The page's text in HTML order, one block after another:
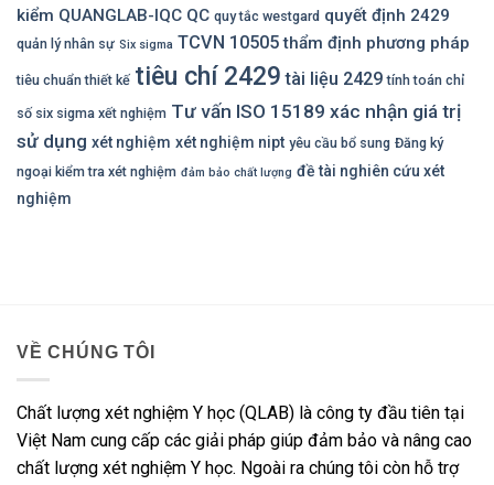
kiểm QUANGLAB-IQC QC quy tắc westgard quyết định 2429
quản lý nhân sự Six sigma TCVN 10505 thẩm định phương pháp
tiêu chuẩn thiết kế tiêu chí 2429 tài liệu 2429 tính toán chỉ
số six sigma xết nghiệm Tư vấn ISO 15189 xác nhận giá trị
sử dụng xét nghiệm xét nghiệm nipt yêu cầu bổ sung Đăng ký
ngoại kiểm tra xét nghiệm đảm bảo chất lượng đề tài nghiên cứu xét
nghiệm
VỀ CHÚNG TÔI
Chất lượng xét nghiệm Y học (QLAB) là công ty đầu tiên tại
Việt Nam cung cấp các giải pháp giúp đảm bảo và nâng cao
chất lượng xét nghiệm Y học. Ngoài ra chúng tôi còn hỗ trợ